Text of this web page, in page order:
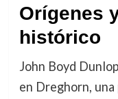
Orígenes
histórico
John Boyd
en Dreghorn,